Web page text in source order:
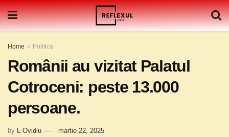
Home Politica
Românii au vizitat Palatul
Cotroceni: peste 13.000
persoane.
by L Ovidiu martie 22, 2025